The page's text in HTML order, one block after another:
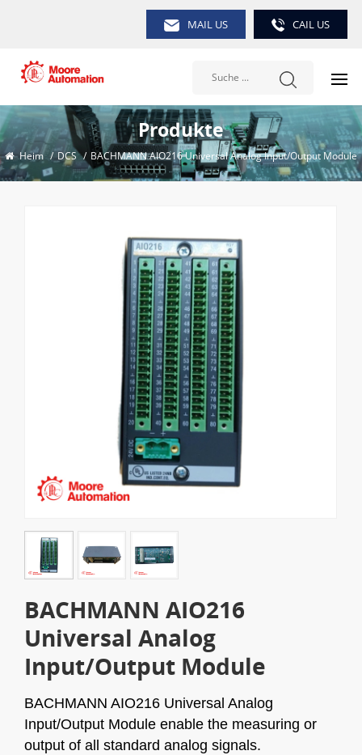
MAIL US CAIL US
Produkte
Heim / DCS / BACHMANN AIO216 Universal Analog Input/Output Module
BACHMANN AIO216
Universal Analog
Input/Output Module
BACHMANN AIO216 Universal Analog
Input/Output Module enable the measuring or
output of all standard analog signals.